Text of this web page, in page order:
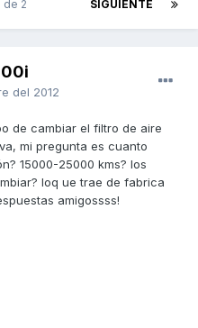
SIGUIENTE
de 2
del 2012
de cambiar el filtro de aire
mi pregunta es cuanto
15000-25000 kms? los
loq ue trae de fabrica
amigossss!